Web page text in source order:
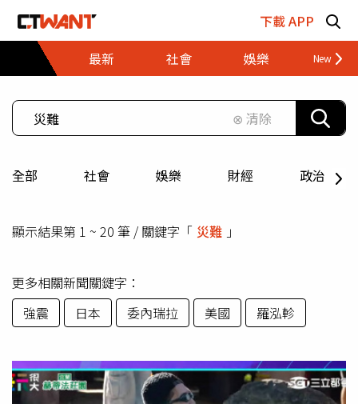
下載 APP
最新
社會 娛樂 財經
⊗ 清除
全部 社會 娛樂 財經 政治
顯示結果第 1 ~ 20 筆 / 關鍵字「 災難 」
更多相關新聞關鍵字：
強震
日本 委內瑞拉 美國 羅泓軫